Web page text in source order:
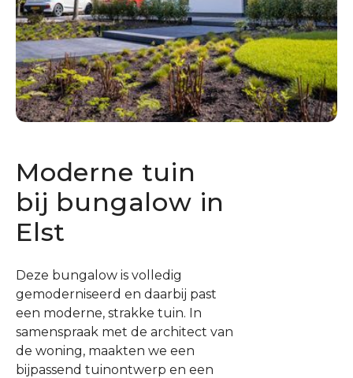
Moderne tuin
bij bungalow in
Elst
Deze bungalow is volledig
gemoderniseerd en daarbij past
een moderne, strakke tuin. In
samenspraak met de architect van
de woning, maakten we een
bijpassend tuinontwerp en een